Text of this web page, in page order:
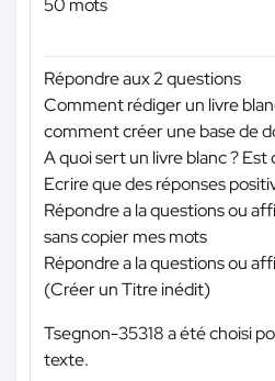
50 mots
Répondre aux 2 questions
Comment rédiger un livre
comment créer une base de
A quoi sert un livre blanc ?
Ecrire que des réponses
Répondre a la questions ou
sans copier mes mots
Répondre a la questions ou
(Créer un Titre inédit)
Tsegnon-35318 a été choisi
texte.